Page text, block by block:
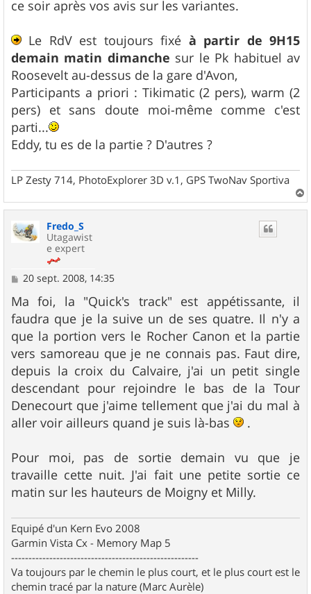
ce soir après vos avis sur les variantes.
Le RdV est toujours fixé à partir de 9H15
demain matin dimanche sur le Pk habituel av
Roosevelt au-dessus de la gare d'Avon,
Participants a priori : Tikimatic (2 pers), warm (2
pers) et sans doute moi-même comme c'est
parti...
Eddy, tu es de la partie ? D'autres ?
LP Zesty 714, PhotoExplorer 3D v.1, GPS TwoNav Sportiva
a
Fredo_S
Utagawist
e expert
M
s
s
a
g
e
20 sept. 2008, 14:35
Ma foi, la "Quick's track" est appétissante, il
faudra que je la suive un de ses quatre. Il n'y a
que la portion vers le Rocher Canon et la partie
vers samoreau que je ne connais pas. Faut dire,
depuis la croix du Calvaire, j'ai un petit single
descendant pour rejoindre le bas de la Tour
Denecourt que j'aime tellement que j'ai du mal à
aller voir ailleurs quand je suis là-bas
.
Pour moi, pas de sortie demain vu que je
travaille cette nuit. J'ai fait une petite sortie ce
matin sur les hauteurs de Moigny et Milly.
Equipé d'un Kern Evo 2008
Garmin Vista Cx - Memory Map 5
------------------------------------------------------
Va toujours par le chemin le plus court, et le plus court est le
chemin tracé par la nature (Marc Aurèle)